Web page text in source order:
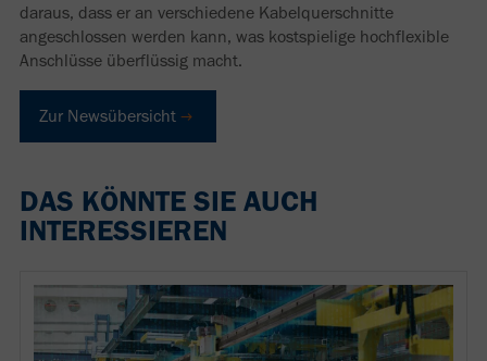
daraus, dass er an verschiedene Kabelquerschnitte
angeschlossen werden kann, was kostspielige hochflexible
Anschlüsse überflüssig macht.
Zur Newsübersicht
DAS KÖNNTE SIE AUCH
INTERESSIEREN